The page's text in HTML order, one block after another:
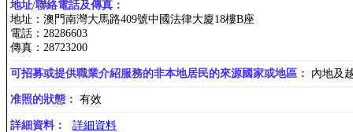
地址/聯絡電話及傳真：
地址：澳門南灣大馬路409號中國法律大廈18樓B座
電話：28286603
傳真：28723200
可招募或提供職業介紹服務的非本地居民的來源國家或地區： 內地及
准照的狀態： 有效
詳細資料： 詳細資料